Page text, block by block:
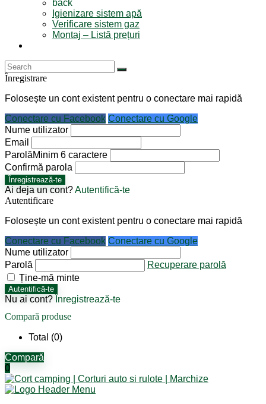
back
Igienizare sistem apă
Verificare sistem gaz
Montaj – Listă prețuri
Înregistrare
Folosește un cont existent pentru o conectare mai rapidă
Conectare cu Facebook Conectare cu Google
Nume utilizator
Email
ParolăMinim 6 caractere
Confirmă parola
Înregistrează-te
Ai deja un cont?Autentifică-te
Autentificare
Folosește un cont existent pentru o conectare mai rapidă
Conectare cu Facebook Conectare cu Google
Nume utilizator
Parolă
Recuperare parolă
Ține-mă minte
Autentifică-te
Nu ai cont? Înregistrează-te
Compară produse
Total (0)
Compară
0